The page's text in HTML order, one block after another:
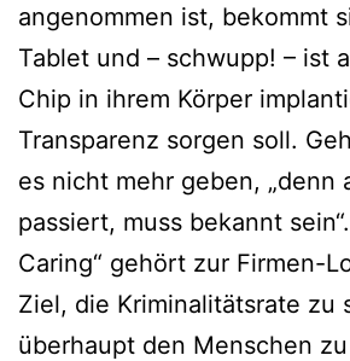
angenommen ist, bekommt
Tablet und – schwupp! – ist
Chip in ihrem Körper
Transparenz sorgen soll.
es nicht mehr geben, „denn
passiert, muss bekannt
Caring“ gehört zur Firmen-
Ziel, die Kriminalitätsrate zu
überhaupt den Menschen